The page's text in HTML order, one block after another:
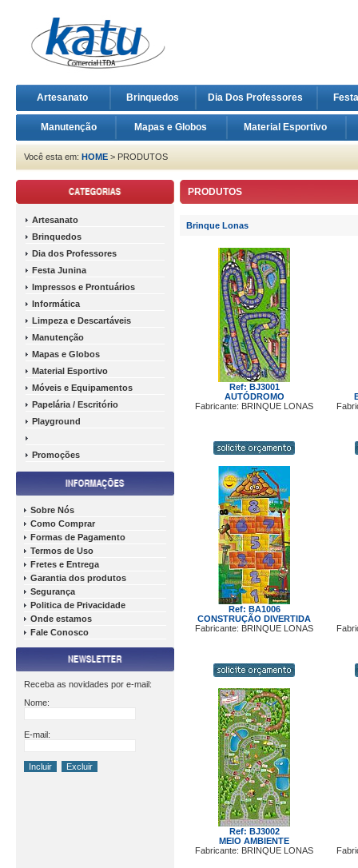
Artesanato Brinquedos Dia Dos Professores
Manutenção Mapas e Globos Material Esportivo
Você esta em: HOME > PRODUTOS
Artesanato
Brinquedos
Dia dos Professores
Festa Junina
Impressos e Prontuários
Informática
Limpeza e Descartáveis
Manutenção
Mapas e Globos
Material Esportivo
Móveis e Equipamentos
Papelária / Escritório
Playground
Promoções
Sobre Nós
Como Comprar
Formas de Pagamento
Termos de Uso
Fretes e Entrega
Garantia dos produtos
Segurança
Politica de Privacidade
Onde estamos
Fale Conosco
Receba as novidades por e-mail:
Nome:
E-mail:
PRODUTOS
Brinque Lonas
Ref: BJ3001
AUTÓDROMO
Fabricante: BRINQUE LONAS
Ref: BA1006
CONSTRUÇÃO DIVERTIDA
Fabricante: BRINQUE LONAS
Ref: BJ3002
MEIO AMBIENTE
Fabricante: BRINQUE LONAS